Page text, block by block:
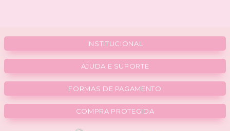
INSTITUCIONAL
AJUDA E SUPORTE
FORMAS DE PAGAMENTO
COMPRA PROTEGIDA